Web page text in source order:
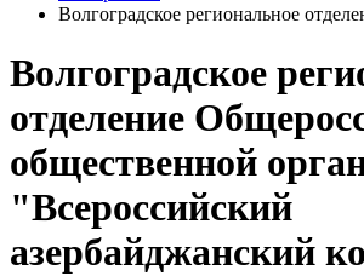
Волгоградское региональное
Волгоградское
отделение
общественной
"Всероссийский
азербайджанский